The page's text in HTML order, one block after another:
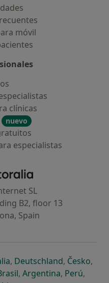
móvil
clínicas
nuevo
especialistas
- Página de inicio
SL
B2, floor 13
Spain
pestaña
nueva pestaña
en una nueva pestaña
se abre en una nueva
, Deutschlandse abre en
, Českose
,
pestaña
una nueva pestaña
abre en una nueva pestaña
se abre en una nueva
, Argentinase abre en
, Perúse
,